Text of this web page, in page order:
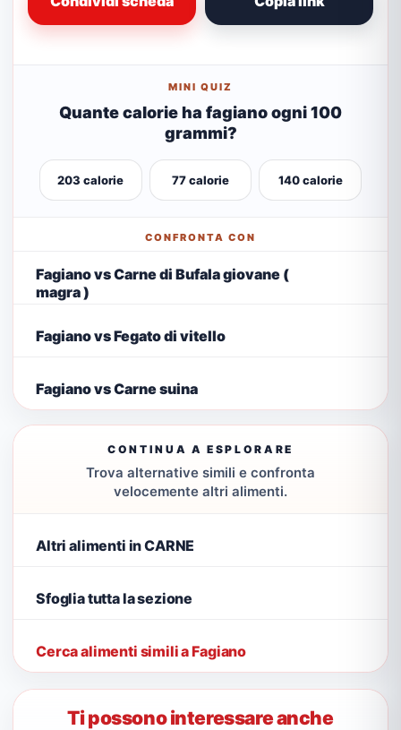
MINI QUIZ
Quante calorie ha fagiano ogni 100
grammi?
203 calorie 77 calorie 140 calorie
CONFRONTA CON
Fagiano vs Carne di Bufala giovane (
magra )
Fagiano vs Fegato di vitello
Fagiano vs Carne suina
CONTINUA A ESPLORARE
Trova alternative simili e confronta
velocemente altri alimenti.
Altri alimenti in CARNE
Sfoglia tutta la sezione
Cerca alimenti simili a Fagiano
Ti possono interessare anche